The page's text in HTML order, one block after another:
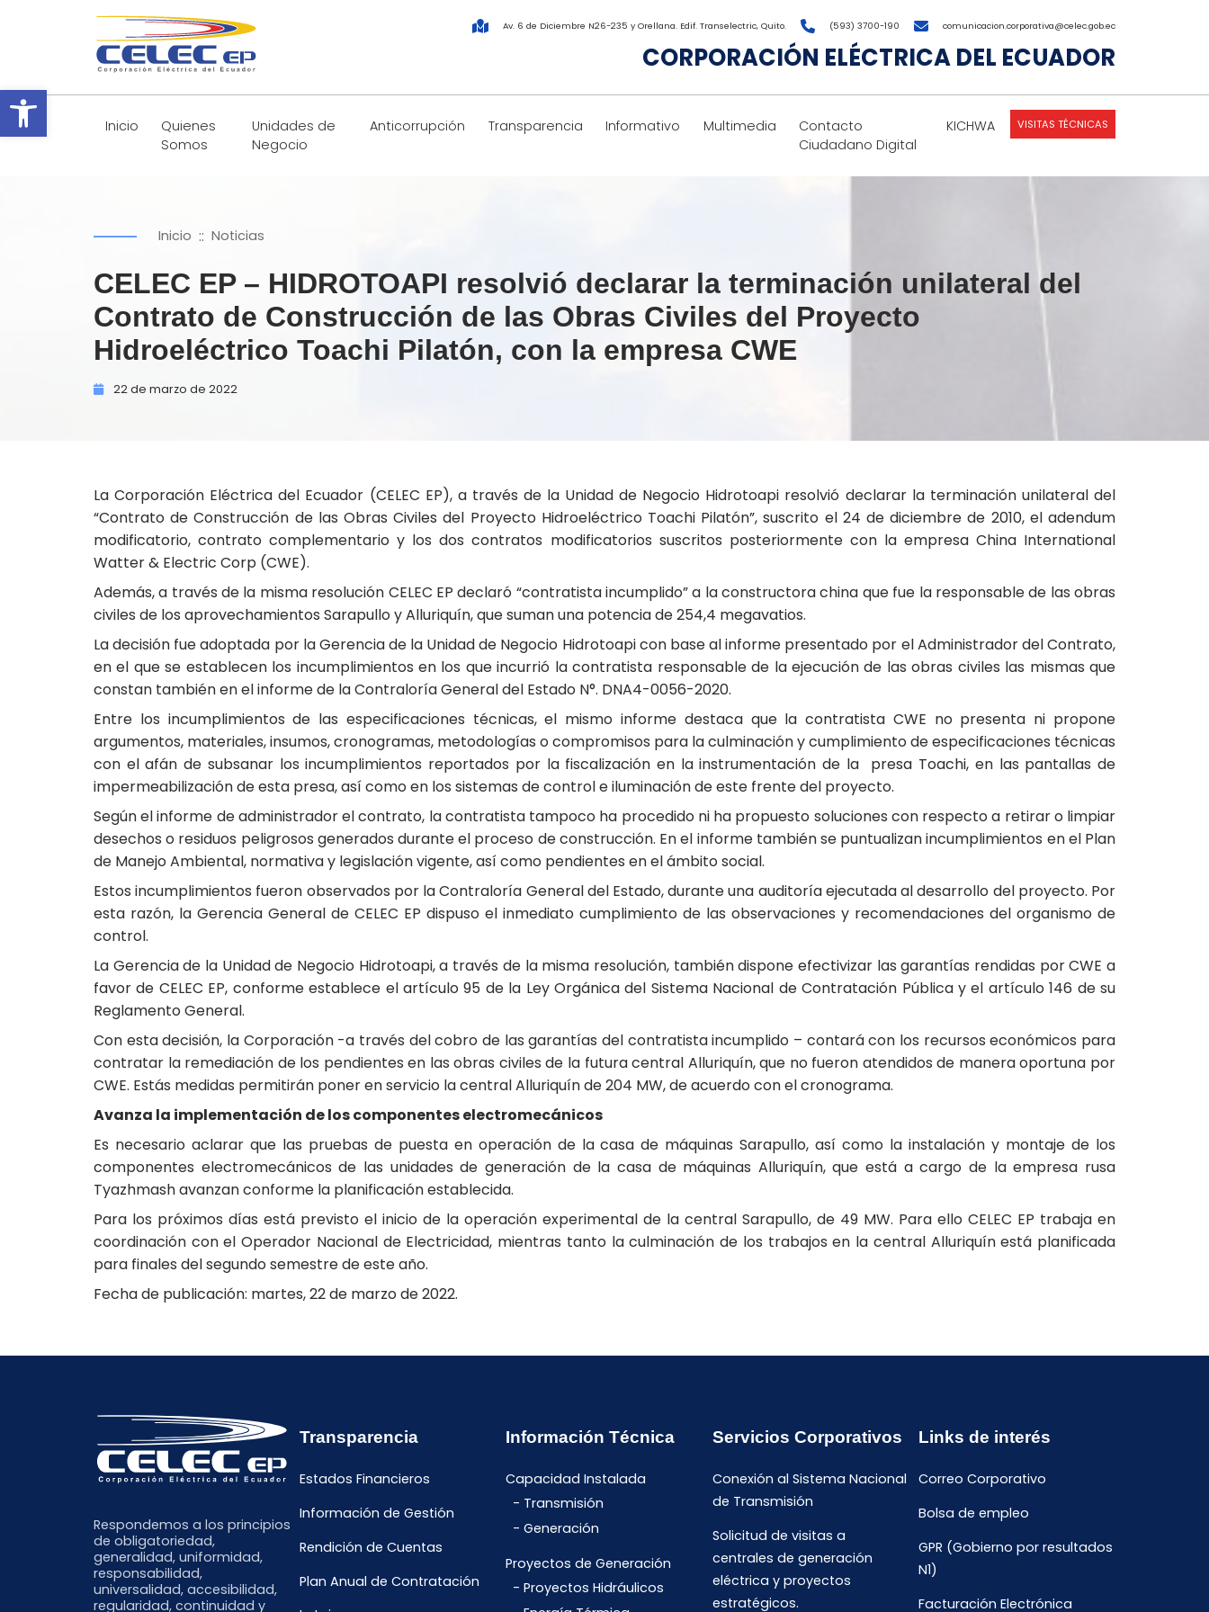
Abrir barra de herramientas
Av. 6 de Diciembre N26-235 y Orellana. Edif. Transelectric, Quito. (593) 3700-190 comunicacion.corporativa@celec.gob.ec
CORPORACIÓN ELÉCTRICA DEL ECUADOR
Inicio
Quienes
Somos
Unidades de
Negocio
Anticorrupción Transparencia Informativo Multimedia
Contacto
Ciudadano Digital
KICHWA VISITAS TÉCNICAS
Inicio :: Noticias
CELEC EP – HIDROTOAPI resolvió declarar la terminación unilateral del
Contrato de Construcción de las Obras Civiles del Proyecto
Hidroeléctrico Toachi Pilatón, con la empresa CWE
22 de marzo de 2022
La Corporación Eléctrica del Ecuador (CELEC EP), a través de la Unidad de Negocio Hidrotoapi resolvió declarar la terminación unilateral del
“Contrato de Construcción de las Obras Civiles del Proyecto Hidroeléctrico Toachi Pilatón”, suscrito el 24 de diciembre de 2010, el adendum
modificatorio, contrato complementario y los dos contratos modificatorios suscritos posteriormente con la empresa China International
Watter & Electric Corp (CWE).
Además, a través de la misma resolución CELEC EP declaró “contratista incumplido” a la constructora china que fue la responsable de las obras
civiles de los aprovechamientos Sarapullo y Alluriquín, que suman una potencia de 254,4 megavatios.
La decisión fue adoptada por la Gerencia de la Unidad de Negocio Hidrotoapi con base al informe presentado por el Administrador del Contrato,
en el que se establecen los incumplimientos en los que incurrió la contratista responsable de la ejecución de las obras civiles las mismas que
constan también en el informe de la Contraloría General del Estado N°. DNA4-0056-2020.
Entre los incumplimientos de las especificaciones técnicas, el mismo informe destaca que la contratista CWE no presenta ni propone
argumentos, materiales, insumos, cronogramas, metodologías o compromisos para la culminación y cumplimiento de especificaciones técnicas
con el afán de subsanar los incumplimientos reportados por la fiscalización en la instrumentación de la presa Toachi, en las pantallas de
impermeabilización de esta presa, así como en los sistemas de control e iluminación de este frente del proyecto.
Según el informe de administrador el contrato, la contratista tampoco ha procedido ni ha propuesto soluciones con respecto a retirar o limpiar
desechos o residuos peligrosos generados durante el proceso de construcción. En el informe también se puntualizan incumplimientos en el Plan
de Manejo Ambiental, normativa y legislación vigente, así como pendientes en el ámbito social.
Estos incumplimientos fueron observados por la Contraloría General del Estado, durante una auditoría ejecutada al desarrollo del proyecto. Por
esta razón, la Gerencia General de CELEC EP dispuso el inmediato cumplimiento de las observaciones y recomendaciones del organismo de
control.
La Gerencia de la Unidad de Negocio Hidrotoapi, a través de la misma resolución, también dispone efectivizar las garantías rendidas por CWE a
favor de CELEC EP, conforme establece el artículo 95 de la Ley Orgánica del Sistema Nacional de Contratación Pública y el artículo 146 de su
Reglamento General.
Con esta decisión, la Corporación -a través del cobro de las garantías del contratista incumplido – contará con los recursos económicos para
contratar la remediación de los pendientes en las obras civiles de la futura central Alluriquín, que no fueron atendidos de manera oportuna por
CWE. Estás medidas permitirán poner en servicio la central Alluriquín de 204 MW, de acuerdo con el cronograma.
Avanza la implementación de los componentes electromecánicos
Es necesario aclarar que las pruebas de puesta en operación de la casa de máquinas Sarapullo, así como la instalación y montaje de los
componentes electromecánicos de las unidades de generación de la casa de máquinas Alluriquín, que está a cargo de la empresa rusa
Tyazhmash avanzan conforme la planificación establecida.
Para los próximos días está previsto el inicio de la operación experimental de la central Sarapullo, de 49 MW. Para ello CELEC EP trabaja en
coordinación con el Operador Nacional de Electricidad, mientras tanto la culminación de los trabajos en la central Alluriquín está planificada
para finales del segundo semestre de este año.
Fecha de publicación: martes, 22 de marzo de 2022.
Respondemos a los principios
de obligatoriedad,
generalidad, uniformidad,
responsabilidad,
universalidad, accesibilidad,
regularidad, continuidad y
Transparencia
Estados Financieros
Información de Gestión
Rendición de Cuentas
Plan Anual de Contratación
Información Técnica
Capacidad Instalada
Transmisión
Generación
Proyectos de Generación
Proyectos Hidráulicos
Servicios Corporativos
Conexión al Sistema Nacional
de Transmisión
Solicitud de visitas a
centrales de generación
eléctrica y proyectos
estratégicos.
Links de interés
Correo Corporativo
Bolsa de empleo
GPR (Gobierno por resultados
N1)
Facturación Electrónica